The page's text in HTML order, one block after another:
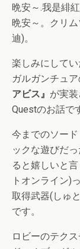
晩安～.我是緋
晩安～。クリ
迪)。
楽しみにして
ガルガンチュ
アビス』 が実
Questのお話で
今までのソー
ックな遊びだ
ると嬉しいと
トオンライン)
取得武器(しゅ
です。
ロビーのテク